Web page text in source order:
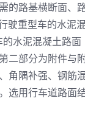
路基横断面、
驶重型车的水
水泥混凝土路
部分为附件与
角隅补强、钢筋
用行车道路面